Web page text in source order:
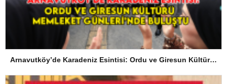
Arnavutköy’de Karadeniz Esintisi: Ordu ve Giresun Kültürü Memleket Günleri’nde Buluştu